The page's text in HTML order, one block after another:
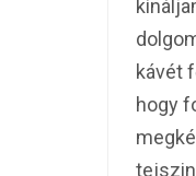
kávét
hogy